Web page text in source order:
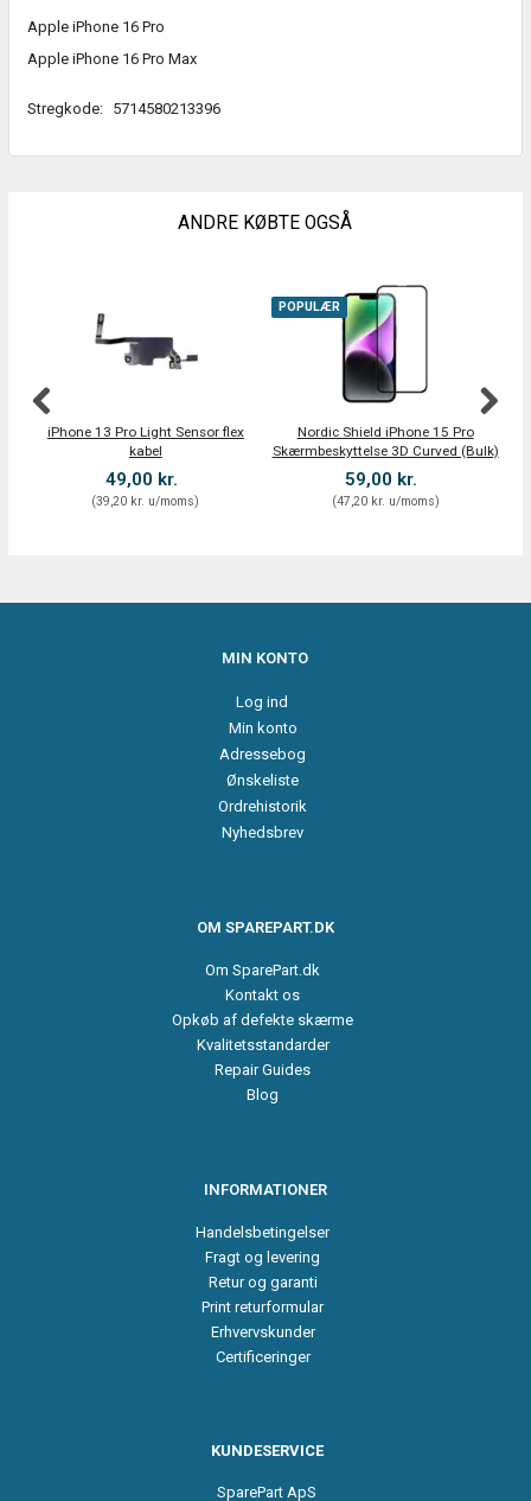
Apple iPhone 16 Pro
Apple iPhone 16 Pro Max
Stregkode: 5714580213396
ANDRE KØBTE OGSÅ
iPhone 13 Pro Light Sensor flex
kabel
49,00 kr.
(39,20 kr. u/moms)
POPULÆR
Nordic Shield iPhone 15 Pro
Skærmbeskyttelse 3D Curved (Bulk)
59,00 kr.
(47,20 kr. u/moms)
MIN KONTO
Log ind
Min konto
Adressebog
Ønskeliste
Ordrehistorik
Nyhedsbrev
OM SPAREPART.DK
Om SparePart.dk
Kontakt os
Opkøb af defekte skærme
Kvalitetsstandarder
Repair Guides
Blog
INFORMATIONER
Handelsbetingelser
Fragt og levering
Retur og garanti
Print returformular
Erhvervskunder
Certificeringer
KUNDESERVICE
SparePart ApS